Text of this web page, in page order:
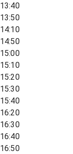
13:40
13:50
14:10
14:50
15:00
15:10
15:20
15:30
15:40
16:20
16:30
16:40
16:50